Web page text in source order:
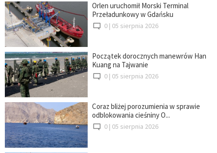
Orlen uruchomił Morski Terminal
Przeładunkowy w Gdańsku
0 | 05 sierpnia 2026
Początek dorocznych manewrów Han
Kuang na Tajwanie
0 | 05 sierpnia 2026
Coraz bliżej porozumienia w sprawie
odblokowania cieśniny O...
0 | 05 sierpnia 2026